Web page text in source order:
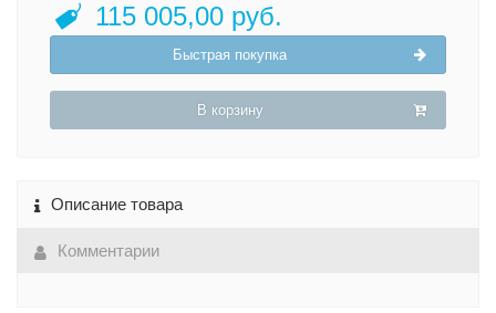
115 005,00 руб.
Быстрая покупка
В корзину
Описание товара
Комментарии